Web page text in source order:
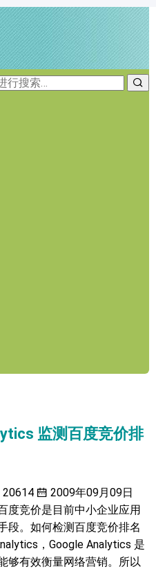
监测百度竞价排
20614
2009年09月09日
度竞价是目前中小企业应用
段。如何检测百度竞价排名
，Google Analytics 是
够有效衡量网络营销。所以